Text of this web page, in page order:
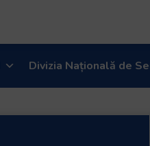
Divizia Națională de